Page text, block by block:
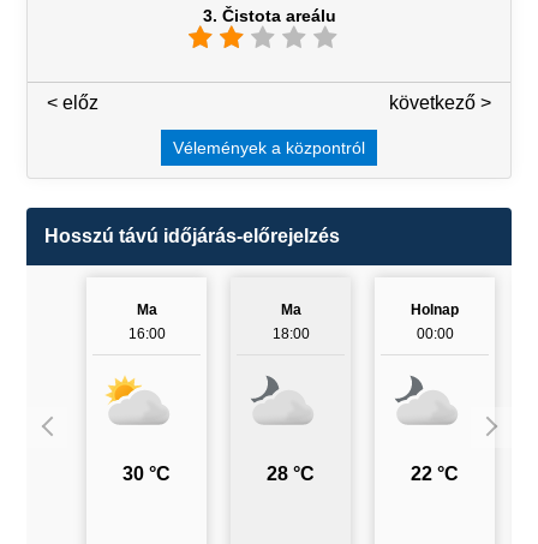
3. Čistota areálu
következő >
< előz
Vélemények a központról
Hosszú távú időjárás-előrejelzés
Ma
16:00
30 °C
Ma
18:00
28 °C
Holnap
00:00
22 °C